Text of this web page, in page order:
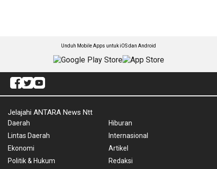
Unduh Mobile Apps untuk iOS dan Android
Jelajahi ANTARA News Ntt
Daerah
Lintas Daerah
Ekonomi
Politik & Hukum
Hiburan
Internasional
Artikel
Redaksi